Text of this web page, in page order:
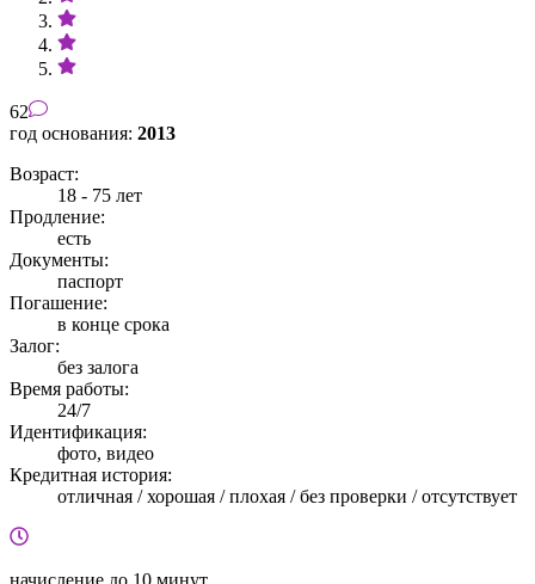
62
год основания: 2013
Возраст:
18 - 75 лет
Продление:
есть
Документы:
паспорт
Погашение:
в конце срока
Залог:
без залога
Время работы:
24/7
Идентификация:
фото, видео
Кредитная история:
отличная / хорошая / плохая / без проверки / отсутствует
начисление до 10 минут